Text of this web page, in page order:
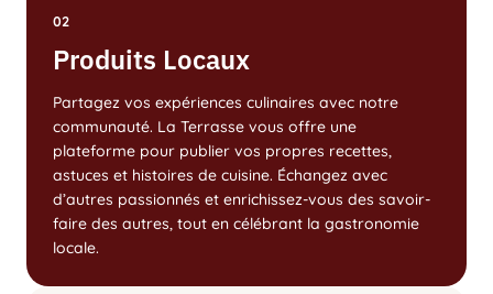
02
Produits Locaux
Partagez vos expériences culinaires avec notre
communauté. La Terrasse vous offre une
plateforme pour publier vos propres recettes,
astuces et histoires de cuisine. Échangez avec
d’autres passionnés et enrichissez-vous des savoir-
faire des autres, tout en célébrant la gastronomie
locale.